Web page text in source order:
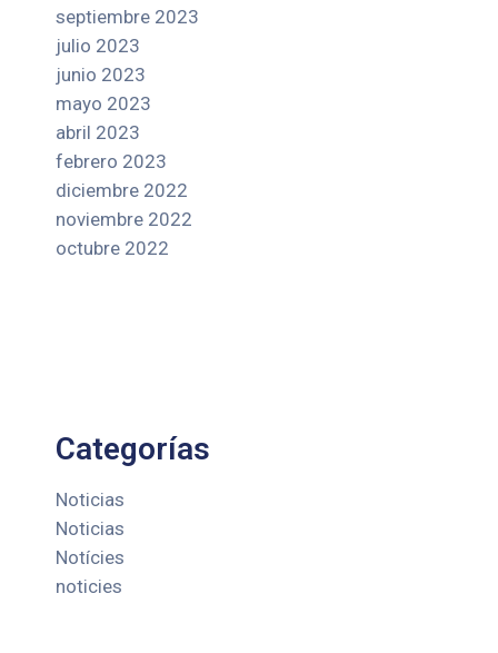
septiembre 2023
julio 2023
junio 2023
mayo 2023
abril 2023
febrero 2023
diciembre 2022
noviembre 2022
octubre 2022
Categorías
Noticias
Noticias
Notícies
noticies